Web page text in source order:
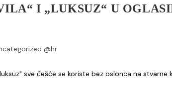
I „LUKSUZ“ U
@hr
sve češće se koriste bez oslonca na